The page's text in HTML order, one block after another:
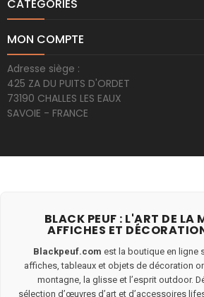
CATÉGORIES
MON COMPTE
Adresse siège :
425 ZA DU PUITS D'ORDET
73190 CHALLES LES EAUX
SAVOIE - FRANCE
BLACK PEUF : L'ART DE LA
AFFICHES ET
Blackpeuf.com est la boutique en ligne
affiches, tableaux et objets de décoration
montagne, la glisse et l’esprit outdoor.
sélection d’œuvres d’art et d’accessoires